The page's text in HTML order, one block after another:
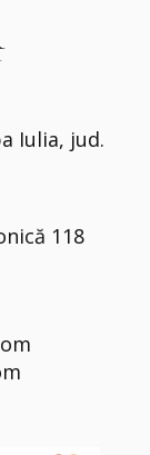
Iulia, jud.
118